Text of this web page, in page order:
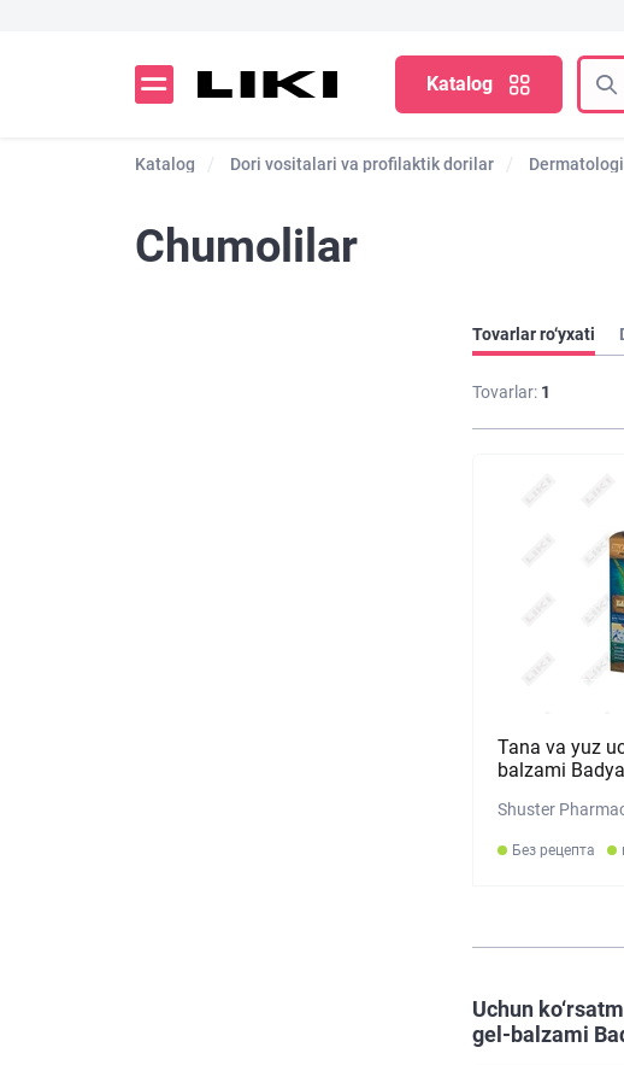
Katalog
Katalog Dori vositalari va profilaktik dorilar
Chumolilar
Tovarlar ro‘yxati
Tovarlar: 1
Tana va yuz
balzami
Shuster
Без рецепта
Uchun
gel-balzami